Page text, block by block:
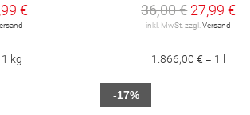
€
kg
36,00 € 27,99 €
inkl. MwSt. zzgl.Versand
1.866,00 € = 1 l
-17%